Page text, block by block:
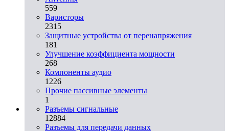
559
Варисторы
2315
Защитные устройства от перенапряжения
181
Улучшение коэффициента мощности
268
Компоненты аудио
1226
Прочие пассивные элементы
1
Разъeмы сигнальные
12884
Разъeмы для передачи данных